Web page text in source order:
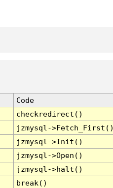
Code
checkredirect()
jzmysql-
jzmysql->Init()
jzmysql->Open()
jzmysql->halt()
break()